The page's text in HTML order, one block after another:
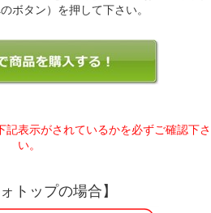
ボタン）を押して下さい。
記表示がされているかを必ずご確認下さ
い。
トップの場合】